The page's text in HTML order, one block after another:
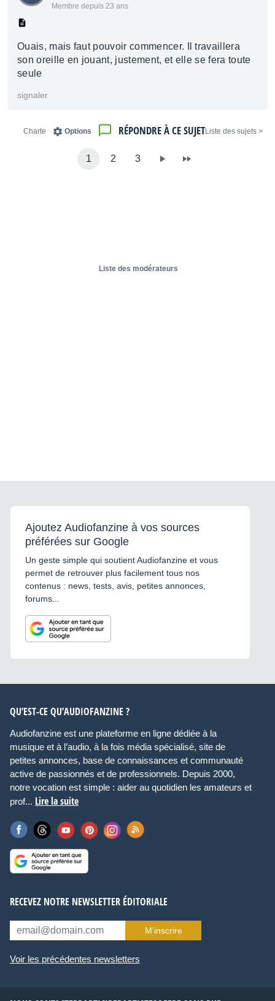
Membre depuis 23 ans
Ouais, mais faut pouvoir commencer. Il travaillera
son oreille en jouant, justement, et elle se fera toute
seule
signaler
< Liste des sujets
RÉPONDRE À CE SUJET
Options
Charte
1 2 3
Liste des modérateurs
Ajoutez Audiofanzine à vos sources
préférées sur Google
Un geste simple qui soutient Audiofanzine et vous
permet de retrouver plus facilement tous nos
contenus : news, tests, avis, petites annonces,
forums...
QU’EST-CE QU’AUDIOFANZINE ?
Audiofanzine est une plateforme en ligne dédiée à la
musique et à l’audio, à la fois média spécialisé, site de
petites annonces, base de connaissances et communauté
active de passionnés et de professionnels. Depuis 2000,
notre vocation est simple : aider au quotidien les amateurs et
prof... Lire la suite
RECEVEZ NOTRE NEWSLETTER ÉDITORIALE
M’inscrire
Voir les précédentes newsletters